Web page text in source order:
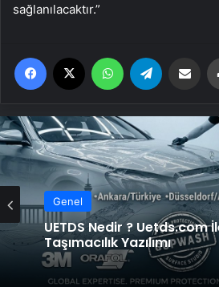
sağlanılacaktır.”
Facebook WhatsApp
Genel
UETDS Nedir ? Uetds.com
Taşımacılık Yazılımı